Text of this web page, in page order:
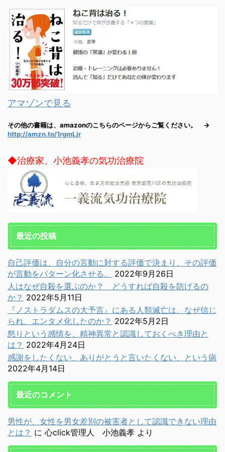
アマゾンで見る
その他の書籍は、amazonのこちらのページからご覧ください。 →
http://amzn.to/1rgmLjr
◆治療家、小池義孝の気功治療院
最近の投稿
自己評価は、自分の言動に対する評価で決まり、その評価
が言動をパターン化させる。
2022年9月26日
人はなぜ自殺を選ぶのか？ どうすれば自殺を防げるの
か？ 2022年5月11日
『ノストラダムスの大予言』にある人類滅亡は、なぜ信じ
られ、エンタメ化したのか？ 2022年5月2日
怒りという感情を、精神異常と認識しておくべき理由と
は？ 2022年4月24日
感謝をしたくない、ありがとうと言いたくない、という病
2022年4月14日
最近のコメント
男性が、女性を男女差別の被害者として認識できない理由
とは？ に 心click管理人 小池義孝 より